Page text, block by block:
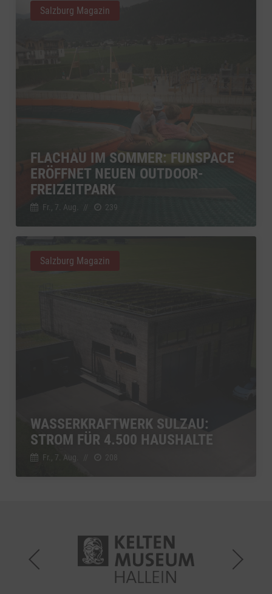
FLACHAU IM SOMMER: FUNSPACE
ERÖFFNET NEUEN OUTDOOR-
FREIZEITPARK
Fr., 7. Aug. // 239
Salzburg Magazin
WASSERKRAFTWERK SULZAU:
STROM FÜR 4.500 HAUSHALTE
Fr., 7. Aug.
Salzburg Magazin